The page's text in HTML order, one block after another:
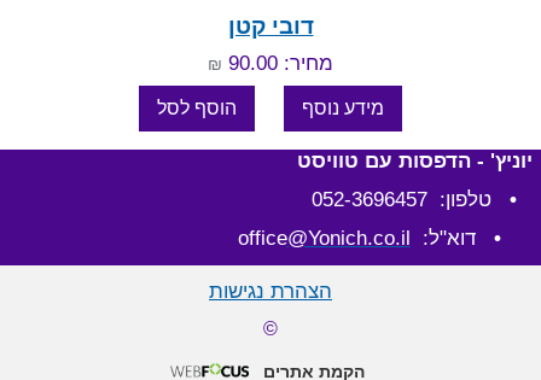
דובי קטן
מחיר: 90.00 ₪
יוניץ' - הדפסות עם טוויסט
•טלפון: 052-3696457
• דוא"ל: office @Yonich.co.il
©
הצהרת נגישות
הקמת אתרים